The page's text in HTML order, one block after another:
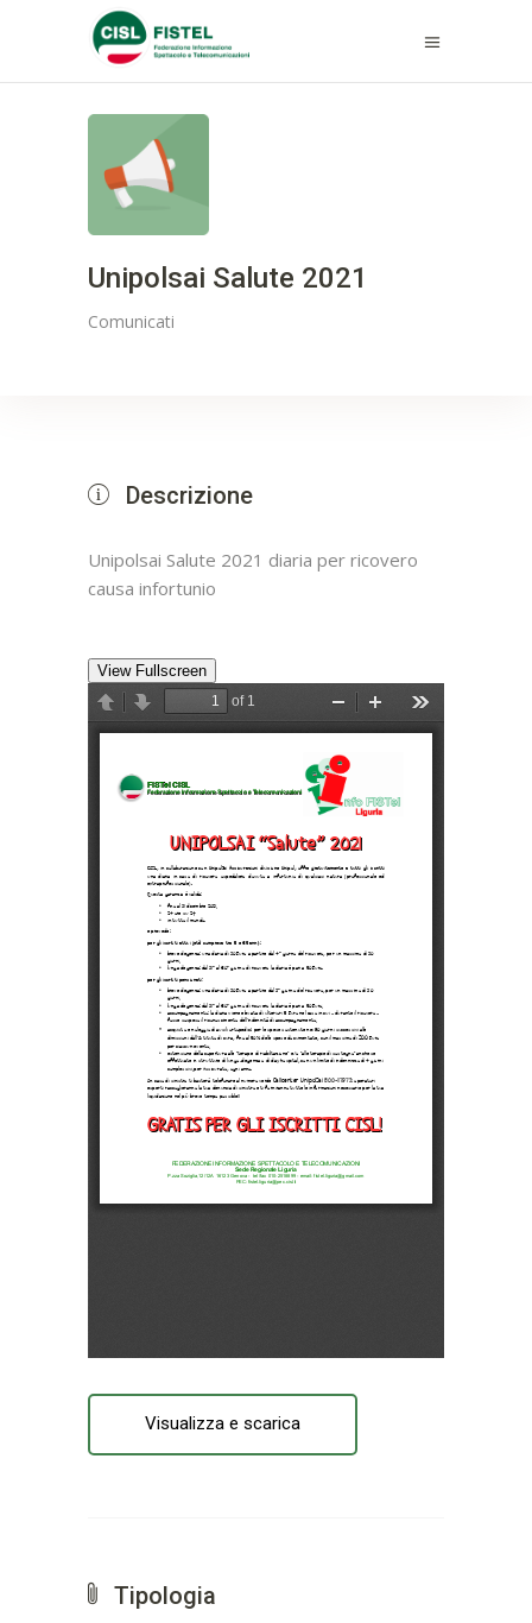
Unipolsai Salute 2021
Comunicati
Descrizione
Unipolsai Salute 2021 diaria per ricovero
causa infortunio
View Fullscreen
Visualizza e scarica
Tipologia